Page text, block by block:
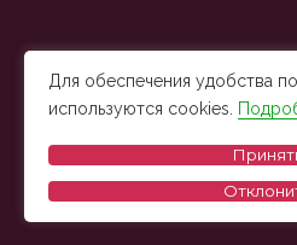
Для обеспечения удобства
используются cookies.